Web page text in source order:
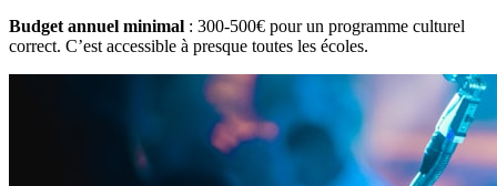
Budget annuel minimal : 300-500€ pour un programme culturel
correct. C’est accessible à presque toutes les écoles.